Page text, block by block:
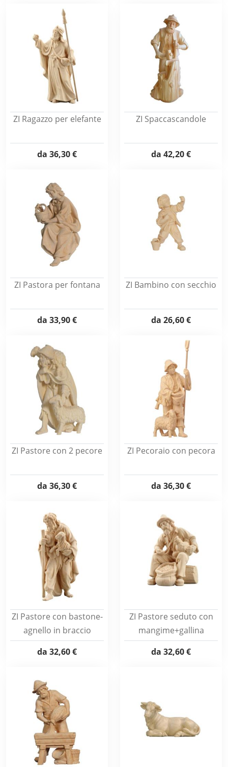
ZI Ragazzo per elefante
da 36,30 €
ZI Spaccascandole
da 42,20 €
ZI Pastora per fontana
da 33,90 €
ZI Bambino con secchio
da 26,60 €
ZI Pastore con 2 pecore
da 36,30 €
ZI Pecoraio con pecora
da 36,30 €
ZI Pastore con bastone-
agnello in braccio
da 32,60 €
ZI Pastore seduto con
mangime+gallina
da 32,60 €